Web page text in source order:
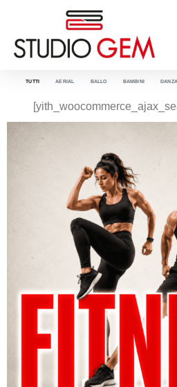
AERIAL BALLO BAMBINI DANZA
TUTTI